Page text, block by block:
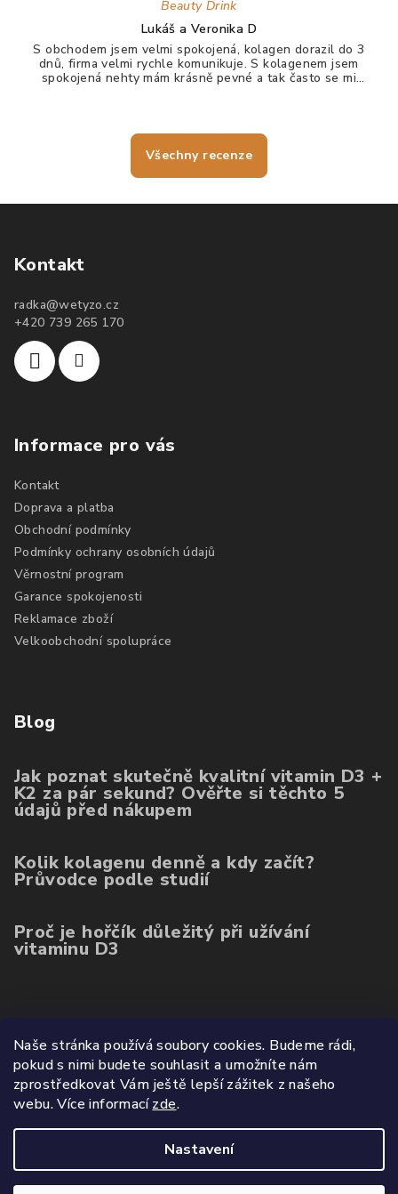
Naše stránka používá soubory cookies. Budeme rádi,
pokud s nimi budete souhlasit a umožníte nám
zprostředkovat Vám ještě lepší zážitek z našeho
webu.Více informacízde.
Nastavení
Beauty Drink
Lukáš a Veronika D
S obchodem jsem velmi spokojená, kolagen dorazil do 3
dnů, firma velmi rychle komunikuje. S kolagenem jsem
spokojená nehty mám krásně pevné a tak často se mi
Všechny recenze
Kontakt
radka@wetyzo.cz
+420 739 265 170
Informace pro vás
Kontakt
Doprava a platba
Obchodní podmínky
Podmínky ochrany osobních údajů
Věrnostní program
Garance spokojenosti
Reklamace zboží
Velkoobchodní spolupráce
Blog
Jak poznat skutečně kvalitní vitamin D3 +
K2 za pár sekund? Ověřte si těchto 5
údajů před nákupem
Kolik kolagenu denně a kdy začít?
Průvodce podle studií
Proč je hořčík důležitý při užívání
vitaminu D3
Poslední hodnocení produktů
Balíček kolagenu 3ks (ovoce, mango, citron)
Hodnocení produktu je 5 z 5 hvězdiček.
|